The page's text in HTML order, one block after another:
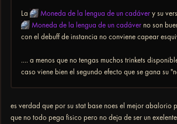
La Moneda de la lengua de un cadáver y su
Moneda de la lengua de un cadáver no son
con el debuff de instancia no conviene capear
.... a menos que no tengas muchos trinkets
caso viene bien el segundo efecto que se gana su
es verdad que por su stat base noes el mejor abalorio
que no todo pega fisico pero no deja de ser un